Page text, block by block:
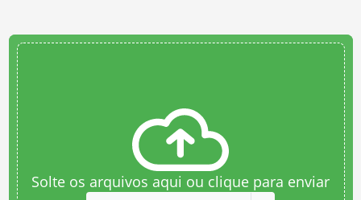
Solte os arquivos aqui ou clique para enviar